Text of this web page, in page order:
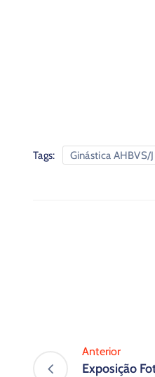
Tags: Ginástica AHBVS/
Anterior
Exposição